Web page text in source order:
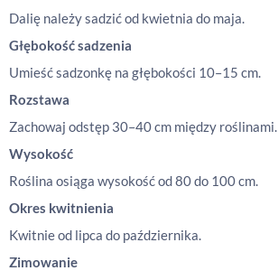
Dalię należy sadzić od kwietnia do maja.
Głębokość sadzenia
Umieść sadzonkę na głębokości 10–15 cm.
Rozstawa
Zachowaj odstęp 30–40 cm między roślinami.
Wysokość
Roślina osiąga wysokość od 80 do 100 cm.
Okres kwitnienia
Kwitnie od lipca do października.
Zimowanie